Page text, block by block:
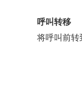
呼叫转移
将呼叫前转